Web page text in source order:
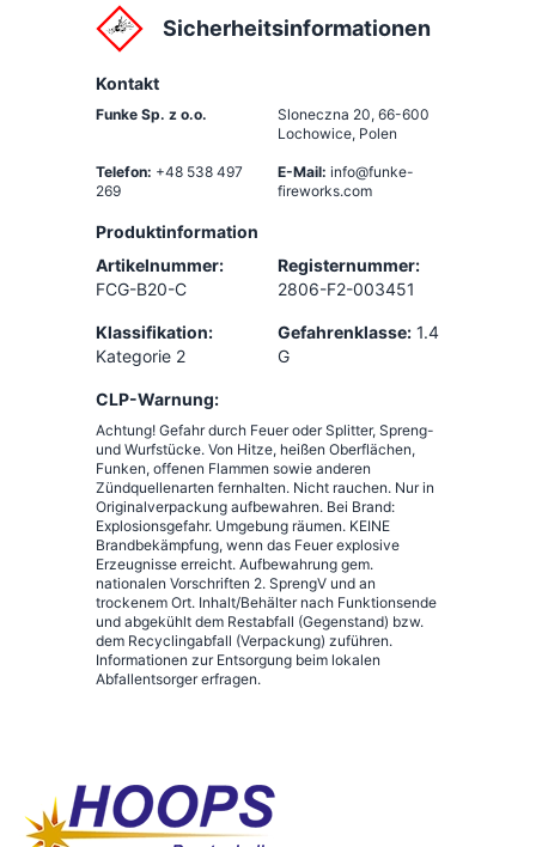
Sicherheitsinformationen
Kontakt
Funke Sp. z o.o. Sloneczna 20, 66-600
Lochowice, Polen
Telefon: +48 538 497
269
E-Mail: info@funke-
fireworks.com
Produktinformation
Artikelnummer:
FCG-B20-C
Registernummer:
2806-F2-003451
Klassifikation:
Kategorie 2
Gefahrenklasse: 1.4
G
CLP-Warnung:
Achtung! Gefahr durch Feuer oder Splitter, Spreng-
und Wurfstücke. Von Hitze, heißen Oberflächen,
Funken, offenen Flammen sowie anderen
Zündquellenarten fernhalten. Nicht rauchen. Nur in
Originalverpackung aufbewahren. Bei Brand:
Explosionsgefahr. Umgebung räumen. KEINE
Brandbekämpfung, wenn das Feuer explosive
Erzeugnisse erreicht. Aufbewahrung gem.
nationalen Vorschriften 2. SprengV und an
trockenem Ort. Inhalt/Behälter nach Funktionsende
und abgekühlt dem Restabfall (Gegenstand) bzw.
dem Recyclingabfall (Verpackung) zuführen.
Informationen zur Entsorgung beim lokalen
Abfallentsorger erfragen.